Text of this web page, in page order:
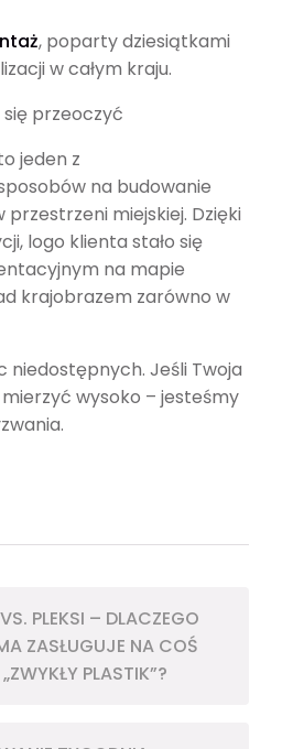
, poparty dziesiątkami
w całym kraju.
przeoczyć
jeden z
na budowanie
miejskiej. Dzięki
logo klienta stało się
na mapie
krajobrazem zarówno w
niedostępnych. Jeśli Twoja
wysoko – jesteśmy
PLEKSI – DLACZEGO
ZASŁUGUJE NA COŚ
PLASTIK”?